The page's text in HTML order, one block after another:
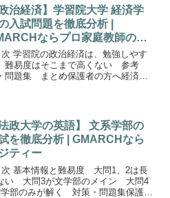
英語で共通テストを利用し、学校の
試験を廃止して...
政治経済】学習院大学 経済学
入試問題を徹底分析 |
ならプロ家庭教師のロ
ィー
学習院の政治経済は、勉強しやす
易度はそこまで高くない 参考
問題集 まとめ保護者の方へ経済学
経済は、必須科目では...
政大学の英語】 文系学部の
を徹底分析 | GMARCHなら
ティー
基本情報と難易度 大問1、2は長
い 大問3が文学部のメイン 大問4
部のみが解く 対策・問題集保護者